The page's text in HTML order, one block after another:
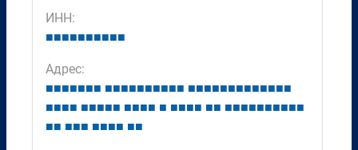
ИНН:
■■■■■■■■■■
Адрес:
■■■■■■■ ■■■■■■■■■■ ■■■■■■■■■■■■■
■■■■ ■■■■■ ■■■■ ■ ■■■■ ■■ ■■■■■■■■■■
■■ ■■■ ■■■■ ■■